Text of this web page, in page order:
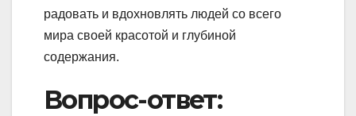
радовать и вдохновлять людей со всего
мира своей красотой и глубиной
содержания.
Вопрос-ответ: